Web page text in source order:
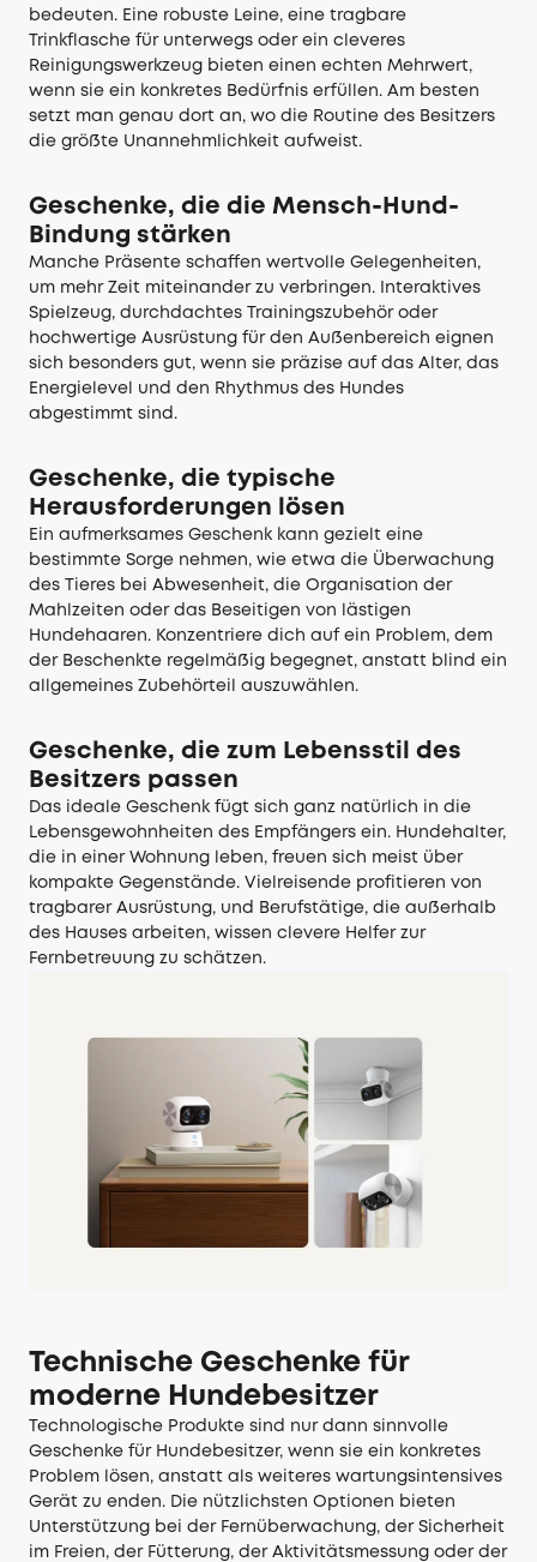
bedeuten. Eine robuste Leine, eine tragbare
Trinkflasche für unterwegs oder ein cleveres
Reinigungswerkzeug bieten einen echten Mehrwert,
wenn sie ein konkretes Bedürfnis erfüllen. Am besten
setzt man genau dort an, wo die Routine des Besitzers
die größte Unannehmlichkeit aufweist.
Geschenke, die die Mensch-Hund-
Bindung stärken
Manche Präsente schaffen wertvolle Gelegenheiten,
um mehr Zeit miteinander zu verbringen. Interaktives
Spielzeug, durchdachtes Trainingszubehör oder
hochwertige Ausrüstung für den Außenbereich eignen
sich besonders gut, wenn sie präzise auf das Alter, das
Energielevel und den Rhythmus des Hundes
abgestimmt sind.
Geschenke, die typische
Herausforderungen lösen
Ein aufmerksames Geschenk kann gezielt eine
bestimmte Sorge nehmen, wie etwa die Überwachung
des Tieres bei Abwesenheit, die Organisation der
Mahlzeiten oder das Beseitigen von lästigen
Hundehaaren. Konzentriere dich auf ein Problem, dem
der Beschenkte regelmäßig begegnet, anstatt blind ein
allgemeines Zubehörteil auszuwählen.
Geschenke, die zum Lebensstil des
Besitzers passen
Das ideale Geschenk fügt sich ganz natürlich in die
Lebensgewohnheiten des Empfängers ein. Hundehalter,
die in einer Wohnung leben, freuen sich meist über
kompakte Gegenstände. Vielreisende profitieren von
tragbarer Ausrüstung, und Berufstätige, die außerhalb
des Hauses arbeiten, wissen clevere Helfer zur
Fernbetreuung zu schätzen.
Technische Geschenke für
moderne Hundebesitzer
Technologische Produkte sind nur dann sinnvolle
Geschenke für Hundebesitzer, wenn sie ein konkretes
Problem lösen, anstatt als weiteres wartungsintensives
Gerät zu enden. Die nützlichsten Optionen bieten
Unterstützung bei der Fernüberwachung, der Sicherheit
im Freien, der Fütterung, der Aktivitätsmessung oder der